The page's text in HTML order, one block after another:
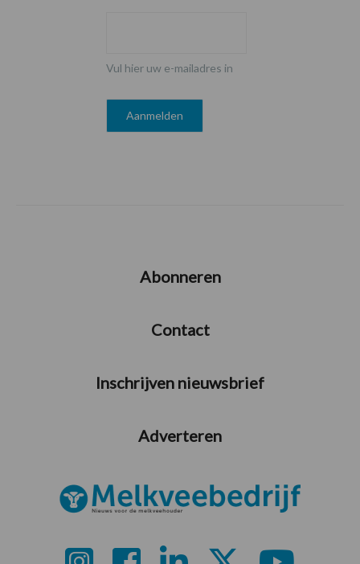
Vul hier uw e-mailadres in
Abonneren
Contact
Inschrijven nieuwsbrief
Adverteren